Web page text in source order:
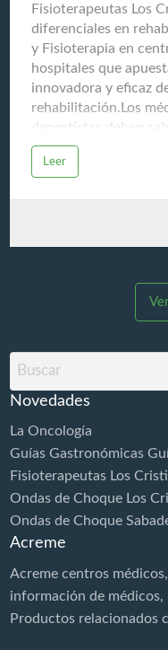
Fisioterapeutas Los
diferenciales en
y Fisioterapia en
hospitales que
innovadora y eficaz
rehabilitación.Los
deportistas deben
tecnología de última
deportista en menor
perder mucho
herramienta de gran
post trauma en fase
estabilización de los
procesos de
20! Los especialistas
Leer
Buscar
Novedades
La Oncología
Guías Gastronómicas
Fisioterapeutas Los
Ondas de Choque Los
Ondas de Choque
Acreme
Acreme centros
información de médicos,
Productos relacionados